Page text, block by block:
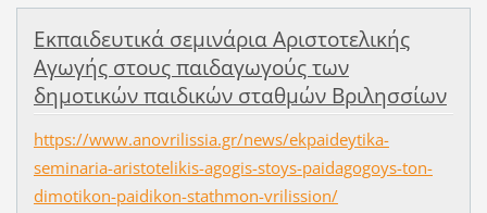
Εκπαιδευτικά σεμινάρια Αριστοτελικής
Αγωγής στους παιδαγωγούς των
δημοτικών παιδικών σταθμών Βριλησσίων
https://www.anovrilissia.gr/news/ekpaideytika-
seminaria-aristotelikis-agogis-stoys-paidagogoys-ton-
dimotikon-paidikon-stathmon-vrilission/